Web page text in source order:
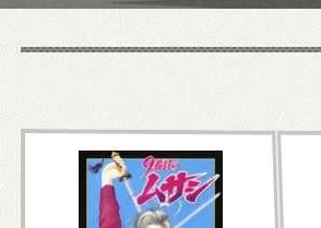
新刊情報